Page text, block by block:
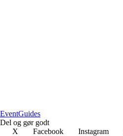
EventGuides
Del og gør godt
X
Facebook Instagram